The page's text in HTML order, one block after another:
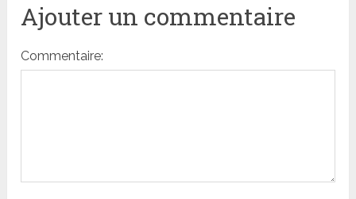
Ajouter un commentaire
Commentaire: